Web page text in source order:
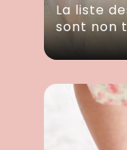
La liste
sont non